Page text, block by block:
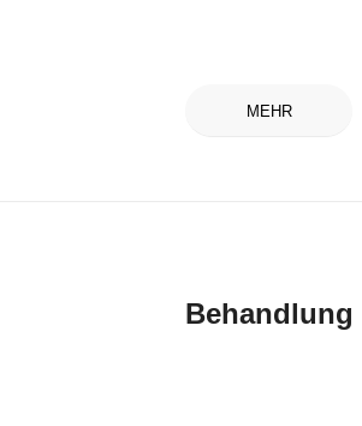
MEHR
Behandlung